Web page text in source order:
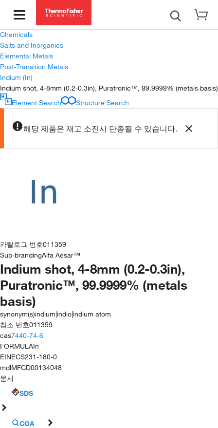
Chemicals
Salts and Inorganics
Elemental Metals
Post-Transition Metals
Indium (In)
Indium shot, 4-8mm (0.2-0.3in), Puratronic™, 99.9999% (metals basis)
Element Search
Structure Search
해당 제품은 재고 소진시 단종될 수 있습니다.
카탈로그 번호011359
Sub-brandingAlfa Aesar™
Indium shot, 4-8mm (0.2-0.3in),
Puratronic™, 99.9999% (metals
basis)
synonym(s)indium|indio|indium atom
참조 번호011359
cas7440-74-6
FORMULAIn
EINECS231-180-0
mdlMFCD00134048
문서
SDS
COA